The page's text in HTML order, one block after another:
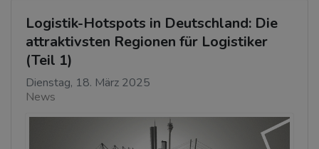
Logistik-Hotspots in Deutschland: Die
attraktivsten Regionen für Logistiker
(Teil 1)
Dienstag, 18. März 2025
News